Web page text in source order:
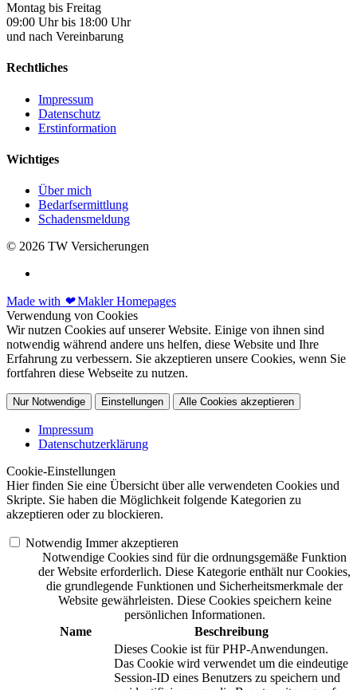
Montag bis Freitag
09:00 Uhr bis 18:00 Uhr
und nach Vereinbarung
Rechtliches
Impressum
Datenschutz
Erstinformation
Wichtiges
Über mich
Bedarfsermittlung
Schadensmeldung
© 2026 TW Versicherungen
Made with ❤Makler Homepages
Verwendung von Cookies
Wir nutzen Cookies auf unserer Website. Einige von ihnen sind
notwendig während andere uns helfen, diese Website und Ihre
Erfahrung zu verbessern. Sie akzeptieren unsere Cookies, wenn Sie
fortfahren diese Webseite zu nutzen.
Nur Notwendige Einstellungen Alle Cookies akzeptieren
Impressum
Datenschutzerklärung
Cookie-Einstellungen
Hier finden Sie eine Übersicht über alle verwendeten Cookies und
Skripte. Sie haben die Möglichkeit folgende Kategorien zu
akzeptieren oder zu blockieren.
Notwendig Immer akzeptieren
Notwendige Cookies sind für die ordnungsgemäße Funktion
der Website erforderlich. Diese Kategorie enthält nur Cookies,
die grundlegende Funktionen und Sicherheitsmerkmale der
Website gewährleisten. Diese Cookies speichern keine
persönlichen Informationen.
Name
Beschreibung
Dieses Cookie ist für PHP-Anwendungen.
Das Cookie wird verwendet um die eindeutige
Session-ID eines Benutzers zu speichern und